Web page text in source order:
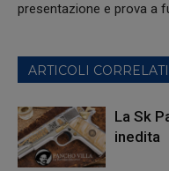
presentazione e prova a
ARTICOLI CORRELATI
La Sk
inedita